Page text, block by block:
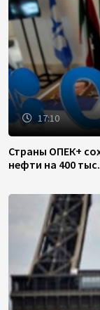
17:10
Страны ОПЕК+
нефти на 400